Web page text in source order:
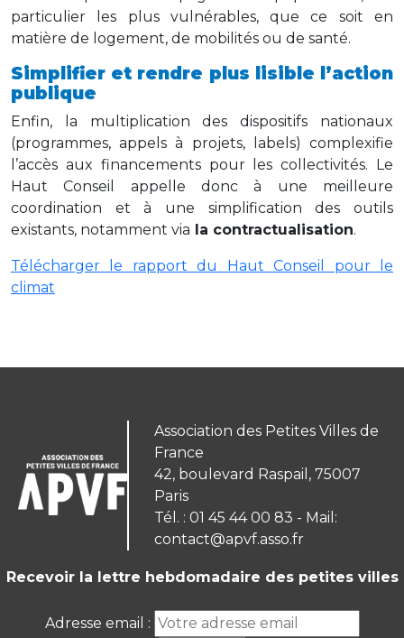
particulier les plus vulnérables, que ce soit en
matière de logement, de mobilités ou de santé.
Simplifier et rendre plus lisible l’action
publique
Enfin, la multiplication des dispositifs nationaux
(programmes, appels à projets, labels) complexifie
l’accès aux financements pour les collectivités. Le
Haut Conseil appelle donc à une meilleure
coordination et à une simplification des outils
existants, notamment via la contractualisation.
Télécharger le rapport du Haut Conseil pour le
climat
Association des Petites Villes de
France
42, boulevard Raspail, 75007
Paris
Tél. : 01 45 44 00 83 - Mail:
contact@apvf.asso.fr
Recevoir la lettre hebdomadaire des petites villes
Adresse email :